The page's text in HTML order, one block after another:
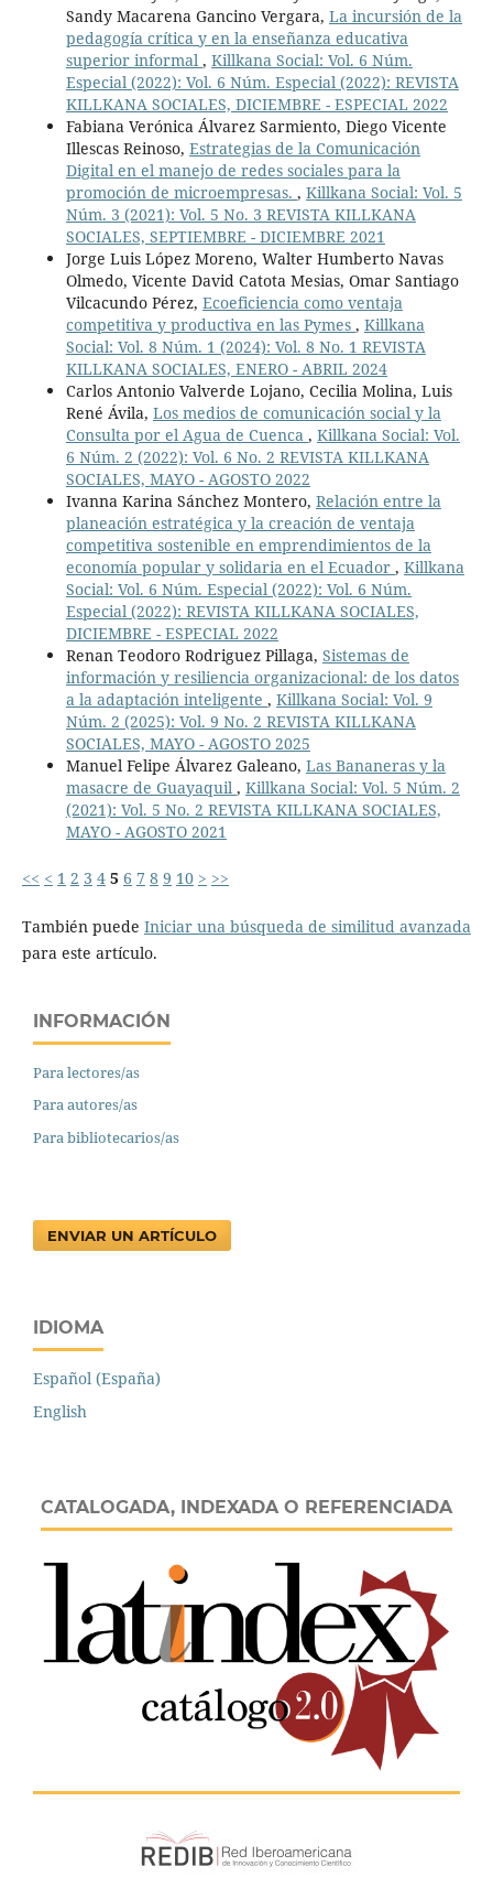
Sandy Macarena Gancino Vergara, La incursión de la
pedagogía crítica y en la enseñanza educativa
superior informal , Killkana Social: Vol. 6 Núm.
Especial (2022): Vol. 6 Núm. Especial (2022): REVISTA
KILLKANA SOCIALES, DICIEMBRE - ESPECIAL 2022
Fabiana Verónica Álvarez Sarmiento, Diego Vicente
Illescas Reinoso, Estrategias de la Comunicación
Digital en el manejo de redes sociales para la
promoción de microempresas. , Killkana Social: Vol. 5
Núm. 3 (2021): Vol. 5 No. 3 REVISTA KILLKANA
SOCIALES, SEPTIEMBRE - DICIEMBRE 2021
Jorge Luis López Moreno, Walter Humberto Navas
Olmedo, Vicente David Catota Mesias, Omar Santiago
Vilcacundo Pérez, Ecoeficiencia como ventaja
competitiva y productiva en las Pymes , Killkana
Social: Vol. 8 Núm. 1 (2024): Vol. 8 No. 1 REVISTA
KILLKANA SOCIALES, ENERO - ABRIL 2024
Carlos Antonio Valverde Lojano, Cecilia Molina, Luis
René Ávila, Los medios de comunicación social y la
Consulta por el Agua de Cuenca , Killkana Social: Vol.
6 Núm. 2 (2022): Vol. 6 No. 2 REVISTA KILLKANA
SOCIALES, MAYO - AGOSTO 2022
Ivanna Karina Sánchez Montero, Relación entre la
planeación estratégica y la creación de ventaja
competitiva sostenible en emprendimientos de la
economía popular y solidaria en el Ecuador , Killkana
Social: Vol. 6 Núm. Especial (2022): Vol. 6 Núm.
Especial (2022): REVISTA KILLKANA SOCIALES,
DICIEMBRE - ESPECIAL 2022
Renan Teodoro Rodriguez Pillaga, Sistemas de
información y resiliencia organizacional: de los datos
a la adaptación inteligente , Killkana Social: Vol. 9
Núm. 2 (2025): Vol. 9 No. 2 REVISTA KILLKANA
SOCIALES, MAYO - AGOSTO 2025
Manuel Felipe Álvarez Galeano, Las Bananeras y la
masacre de Guayaquil , Killkana Social: Vol. 5 Núm. 2
(2021): Vol. 5 No. 2 REVISTA KILLKANA SOCIALES,
MAYO - AGOSTO 2021
<< < 1 2 3 4 5 6 7 8 9 10 > >>
También puede Iniciar una búsqueda de similitud avanzada
para este artículo.
INFORMACIÓN
Para lectores/as
Para autores/as
Para bibliotecarios/as
ENVIAR UN ARTÍCULO
IDIOMA
Español (España)
English
CATALOGADA, INDEXADA O REFERENCIADA